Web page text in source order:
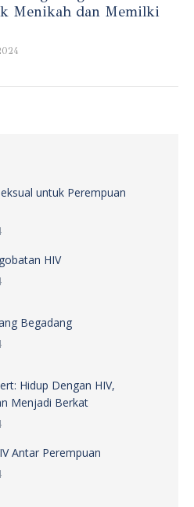
Menikah dan Memilki
untuk Perempuan
HIV
Begadang
Hidup Dengan HIV,
Menjadi Berkat
Antar Perempuan